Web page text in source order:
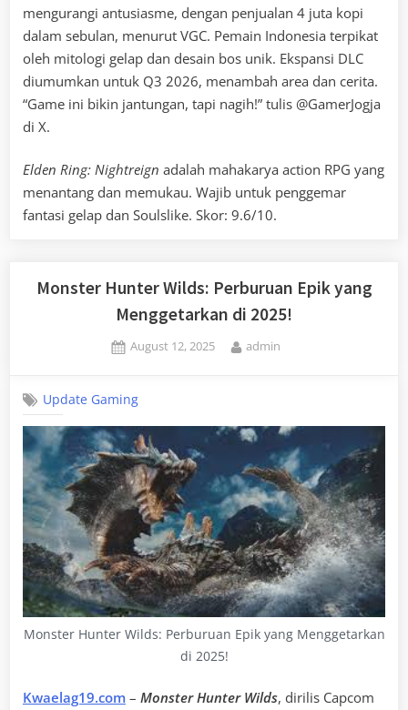
mengurangi antusiasme, dengan penjualan 4 juta kopi
dalam sebulan, menurut VGC. Pemain Indonesia terpikat
oleh mitologi gelap dan desain bos unik. Ekspansi DLC
diumumkan untuk Q3 2026, menambah area dan cerita.
“Game ini bikin jantungan, tapi nagih!” tulis @GamerJogja
di X.
Elden Ring: Nightreign adalah mahakarya action RPG yang
menantang dan memukau. Wajib untuk penggemar
fantasi gelap dan Soulslike. Skor: 9.6/10.
Monster Hunter Wilds: Perburuan Epik yang
Menggetarkan di 2025!
Posted
August 12, 2025 By
admin
Update Gaming
Monster Hunter Wilds: Perburuan Epik yang Menggetarkan
di 2025!
Kwaelag19.com – Monster Hunter Wilds, dirilis Capcom